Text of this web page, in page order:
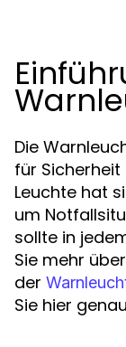
Die
für Sicherheit
Leuchte hat
um
sollte in
Sie mehr
der
Sie hier